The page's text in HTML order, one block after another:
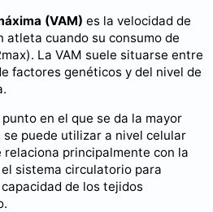
(VAM) es la velocidad de
atleta cuando su consumo de
La VAM suele situarse entre
factores genéticos y del nivel de
en el que se da la mayor
puede utilizar a nivel celular
relaciona principalmente con la
sistema circulatorio para
de los tejidos